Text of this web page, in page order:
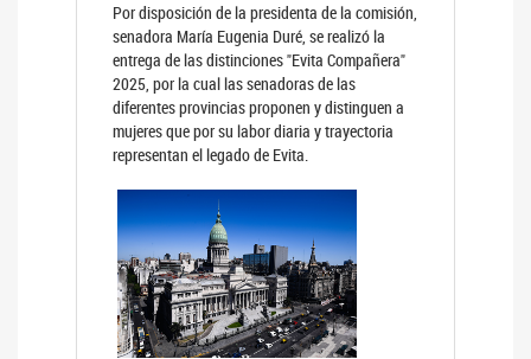
Por disposición de la presidenta de la comisión,
senadora María Eugenia Duré, se realizó la
entrega de las distinciones "Evita Compañera"
2025, por la cual las senadoras de las
diferentes provincias proponen y distinguen a
mujeres que por su labor diaria y trayectoria
representan el legado de Evita.